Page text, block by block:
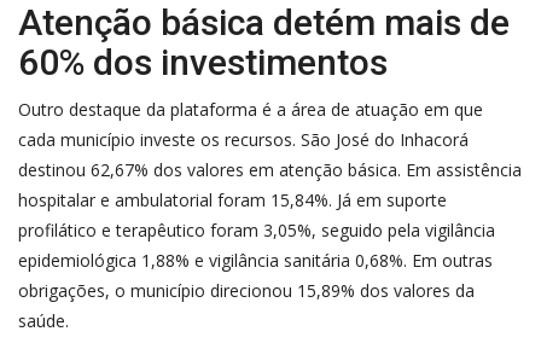
Atenção básica detém mais de
60% dos investimentos
Outro destaque da plataforma é a área de atuação em que
cada município investe os recursos. São José do Inhacorá
destinou 62,67% dos valores em atenção básica. Em assistência
hospitalar e ambulatorial foram 15,84%. Já em suporte
profilático e terapêutico foram 3,05%, seguido pela vigilância
epidemiológica 1,88% e vigilância sanitária 0,68%. Em outras
obrigações, o município direcionou 15,89% dos valores da
saúde.